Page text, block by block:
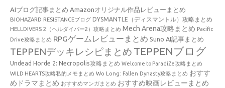
AIブログ記事まとめ Amazonオリジナル作品レビューまとめ
BIOHAZARD RESISTANCEブログ DYSMANTLE（ディスマントル）攻略まとめ
HELLDIVERS 2（ヘルダイバー2）攻略まとめ Mech Arena攻略まとめ Pacific
Drive攻略まとめ RPGゲームレビューまとめ Suno AI記事まとめ
TEPPENデッキレシピまとめ TEPPENブログ
Undead Horde 2: Necropolis攻略まとめ Welcome to ParadiZe攻略まとめ
WILD HEARTS攻略私的メモまとめ Wo Long: Fallen Dynasty攻略まとめ おすす
めドラマまとめ おすすめマンガまとめ おすすめ映画レビューまとめ